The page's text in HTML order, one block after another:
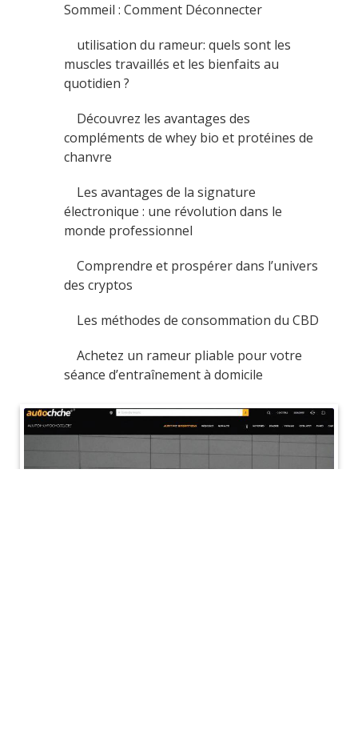
Sommeil : Comment Déconnecter
utilisation du rameur: quels sont les
muscles travaillés et les bienfaits au
quotidien ?
Découvrez les avantages des
compléments de whey bio et protéines de
chanvre
Les avantages de la signature
électronique : une révolution dans le
monde professionnel
Comprendre et prospérer dans l’univers
des cryptos
Les méthodes de consommation du CBD
Achetez un rameur pliable pour votre
séance d’entraînement à domicile